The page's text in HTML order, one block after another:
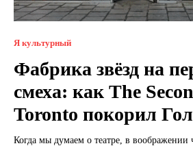
Я культурный
Фабрика звёзд на
смеха: как The
Toronto покорил
Когда мы думаем о театре, в воображении